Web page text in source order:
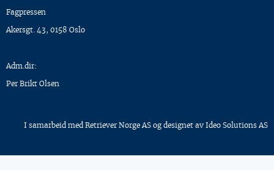
Fagpressen
Akersgt. 43, 0158 Oslo
Adm.dir:
Per Brikt Olsen
I samarbeid med Retriever Norge AS og designet av Ideo Solutions AS